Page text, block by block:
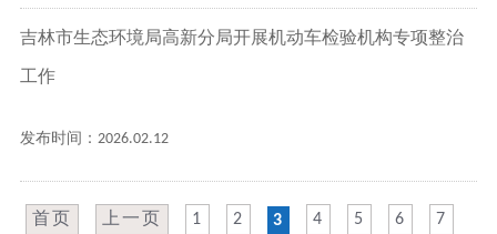
吉林市生态环境局高新分局开展机动车检验机构专项整治
工作
发布时间：2026.02.12
首页 上一页 1 2 3 4 5 6 7